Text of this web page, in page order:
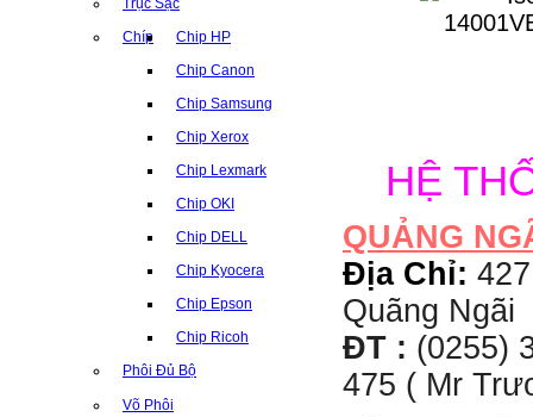
Trục Sạc
Chíp Chip HP
Chip Canon
Chip Samsung
Chip Xerox
Chip Lexmark
Chip OKI
Chip DELL
Chip Kyocera
Chip Epson
Chip Ricoh
Phôi Đủ Bộ
Võ Phôi
HỆ
QUẢNG
Địa Chỉ:
Quãng Ngãi
ĐT : (0255)
475 ( Mr